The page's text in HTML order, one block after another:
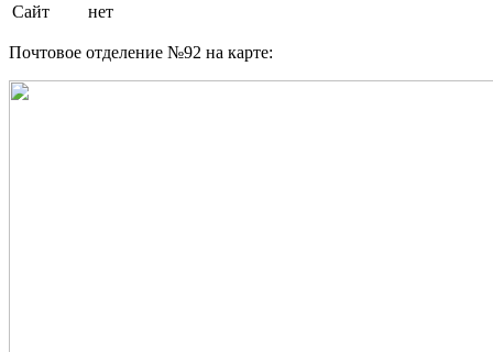
Сайт
нет
Почтовое отделение №92 на карте: